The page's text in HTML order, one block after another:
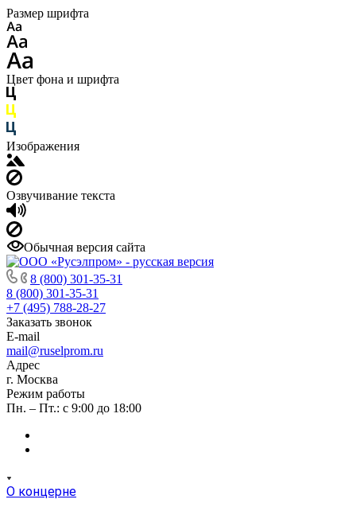
Размер шрифта
Цвет фона и шрифта
Изображения
Озвучивание текста
Обычная версия сайта
8 (800) 301-35-31
8 (800) 301-35-31
+7 (495) 788-28-27
Заказать звонок
E-mail
mail@ruselprom.ru
Адрес
г. Москва
Режим работы
Пн. – Пт.: с 9:00 до 18:00
О концерне